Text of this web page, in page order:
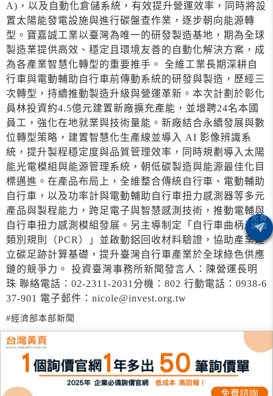
A)，以及自動化倉儲系統，有效提升營運效率，同時將設
置太陽能發電設施與進行碳盤查作業，逐步朝向能源轉
型。寶嘉誠工業以臺灣為唯一的研發製造基地，期為全球
製造業提供高效、穩定且環境友善的自動化解決方案，成
為各產業智慧化轉型的重要推手。 全維工業長期深耕自
行車與電動輔助自行車前傳動系統的研發與製造，歷經三
次轉型，持續推動製造升級與營運革新。本次計劃於彰化
員林投資約4.5億元建置新廠擴充產能，並增聘24名本國
員工，強化在地就業與技術量能。新廠結合永續發展與數
位轉型策略，建置智慧化生產線並導入 AI 影像辨識系
統，提升製程穩定度與品質管理效率，同時規劃導入太陽
能光電模組與能源管理系統，朝低碳製造與能源最佳化目
標邁進。在產品布局上，全維整合傳統自行車、電動輔助
自行車，以及功率計與電動輔助自行車扭力感測器等多元
產品與製程能力，跨足電子與智慧感測技術，推動電輔與
自行車扭力感測模組發展。另主導制定「自行車曲柄產品
類別規則（PCR）」並啟動鋁回收材料驗證，協助產業建
立碳足跡計算基礎，提升臺灣自行車產業於全球綠色供應
鏈的競爭力。 投資臺灣事務所新聞發言人：陳營運長明
珠 聯絡電話：02-2311-2031分機：802 行動電話：0938-6
37-901 電子郵件：nicole@invest.org.tw
#經濟部本部新聞